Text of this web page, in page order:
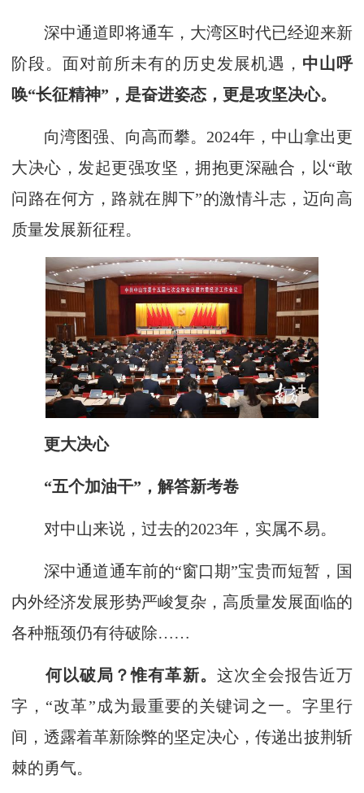
深中通道即将通车，大湾区时代已经迎来新
阶段。面对前所未有的历史发展机遇， 中山呼
唤“长征精神”，是奋进姿态，更是攻坚决心。
向湾图强、向高而攀。2024年，中山拿出更
大决心，发起更强攻坚，拥抱更深融合，以“敢
问路在何方，路就在脚下”的激情斗志，迈向高
质量发展新征程。
更大决心
“五个加油干”，解答新考卷
对中山来说，过去的2023年，实属不易。
深中通道通车前的“窗口期”宝贵而短暂，国
内外经济发展形势严峻复杂，高质量发展面临的
各种瓶颈仍有待破除……
何以破局？惟有革新。 这次全会报告近万
字，“改革”成为最重要的关键词之一。字里行
间，透露着革新除弊的坚定决心，传递出披荆斩
棘的勇气。